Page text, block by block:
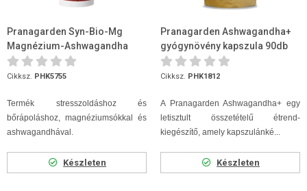
Pranagarden Syn-Bio-Mg
Magnézium-Ashwagandha
krém 100 ml
Cikksz. PHK5755
Termék stresszoldáshoz és
bőrápoláshoz, magnéziumsókkal és
ashwagandhával.
Készleten
Pranagarden Ashwagandha+
gyógynövény kapszula 90db
Cikksz. PHK1812
A Pranagarden Ashwagandha+ egy
letisztult összetételű étrend-
kiegészítő, amely kapszulánké...
Készleten